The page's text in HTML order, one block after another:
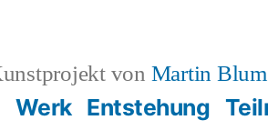
von Martin
Werk Entstehung